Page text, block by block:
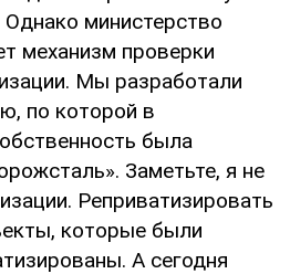
Однако министерство
механизм проверки
Мы разработали
по которой в
была
Заметьте, я не
Реприватизировать
которые были
А сегодня